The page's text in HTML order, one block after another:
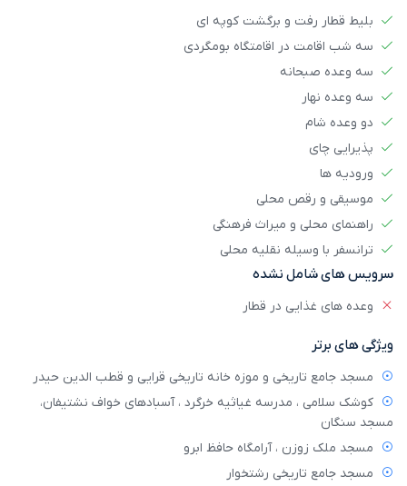
بلیط قطار رفت و برگشت کوپه ای
سه شب اقامت در اقامتگاه بومگردی
سه وعده صبحانه
سه وعده نهار
دو وعده شام
پذیرایی چای
ورودیه ها
موسیقی و رقص محلی
راهنمای محلی و میراث فرهنگی
ترانسفر با وسیله نقلیه محلی
سرویس های شامل نشده
وعده های غذایی در قطار
ویژگی های برتر
مسجد جامع تاریخی و موزه خانه تاریخی قرایی و قطب الدین حیدر
کوشک سلامی ، مدرسه غیاثیه خرگرد ، آسبادهای خواف نشتیفان،
مسجد سنگان
مسجد ملک زوزن ، آرامگاه حافظ ابرو
مسجد جامع تاریخی رشتخوار